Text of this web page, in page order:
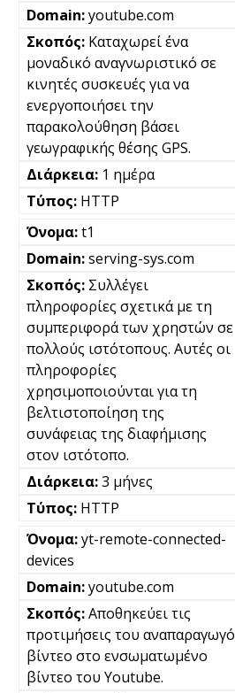
youtube.com
Καταχωρεί ένα
μοναδικό αναγνωριστικό σε
κινητές συσκευές για να
ενεργοποιήσει την
παρακολούθηση βάσει
γεωγραφικής θέσης GPS.
1 ημέρα
HTTP
t1
serving-sys.com
Συλλέγει
πληροφορίες σχετικά με τη
συμπεριφορά των χρηστών σε
πολλούς ιστότοπους. Αυτές οι
πληροφορίες
χρησιμοποιούνται για τη
βελτιστοποίηση της
συνάφειας της διαφήμισης
στον ιστότοπο.
3 μήνες
HTTP
yt-remote-connected-
devices
youtube.com
Αποθηκεύει τις
προτιμήσεις του αναπαραγωγό
βίντεο στο ενσωματωμένο
βίντεο του Youtube.